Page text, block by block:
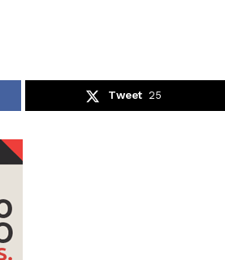
Tweet 25